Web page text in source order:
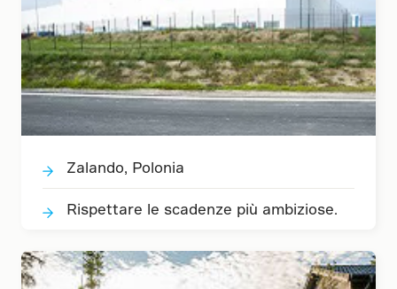
Zalando, Polonia
Rispettare le scadenze più ambiziose.